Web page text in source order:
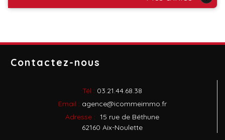
Contactez-nous
Tél : 03.21.44.68.38
Email : agence@icommeimmo.fr
Adresse : 15 rue de Béthune
62160 Aix-Noulette